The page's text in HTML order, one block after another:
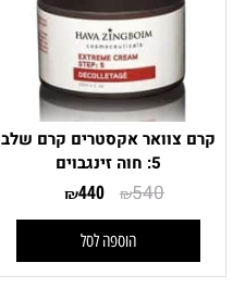
קרם צוואר אקסטרים קרם שלב
5: חוה זינגבוים
₪540
₪440
הוספה לסל